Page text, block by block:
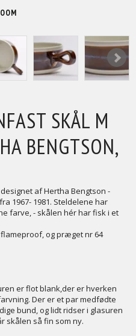
SKÅL M
BENGTSON,
af Hertha Bengtson -
1967- 1981. Steldelene har
farve, - skålen hér har fisk i et
og præget nr 64
er flot blank,der er hverken
Der er et par medfødte
bund, og lidt ridser i glasuren
skålen så fin som ny.